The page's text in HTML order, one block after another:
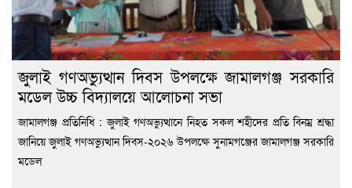
জুলাই গণঅভ্যুত্থান দিবস উপলক্ষে জামালগঞ্জ সরকারি
মডেল উচ্চ বিদ্যালয়ে আলোচনা সভা
জামালগঞ্জ প্রতিনিধি : জুলাই গণঅভ্যুত্থানে নিহত সকল শহীদের প্রতি বিনম্র শ্রদ্ধা
জানিয়ে জুলাই গণঅভ্যুত্থান দিবস-২০২৬ উপলক্ষে সুনামগঞ্জের জামালগঞ্জ সরকারি
মডেল